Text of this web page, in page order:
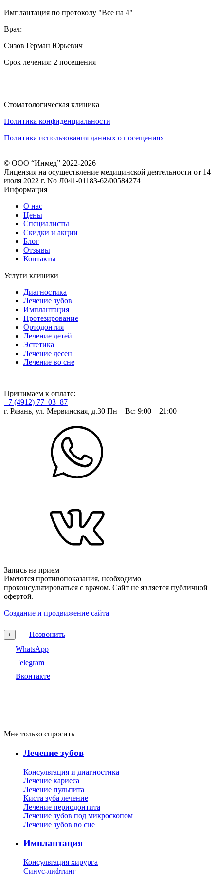
Имплантация по протоколу "Все на 4"
Врач:
Сизов Герман Юрьевич
Срок лечения: 2 посещения
Стоматологическая клиника
Политика конфиденциальности
Политика использования данных о посещениях
© ООО “Инмед” 2022-2026
Лицензия на осуществление медицинской деятельности от 14
июля 2022 г. No Л041-01183-62/00584274
Информация
О нас
Цены
Специалисты
Скидки и акции
Блог
Отзывы
Контакты
Услуги клиники
Диагностика
Лечение зубов
Имплантация
Протезирование
Ортодонтия
Лечение детей
Эстетика
Лечение десен
Лечение во сне
Принимаем к оплате:
+7 (4912) 77‒03‒87
г. Рязань, ул. Мервинская, д.30 Пн – Вс: 9:00 – 21:00
Запись на прием
Имеются противопоказания, необходимо
проконсультироваться с врачом. Сайт не является публичной
офертой.
Создание и продвижение сайта
+
Позвонить
WhatsApp
Telegram
Вконтакте
Мне только спросить
Лечение зубов
Консультация и диагностика
Лечение кариеса
Лечение пульпита
Киста зуба лечение
Лечение периодонтита
Лечение зубов под микроскопом
Лечение зубов во сне
Имплантация
Консультация хирурга
Синус-лифтинг